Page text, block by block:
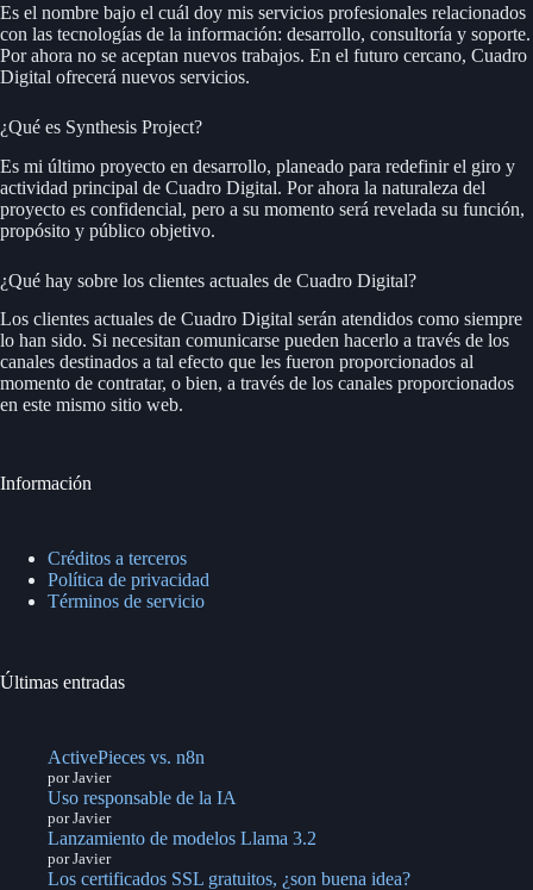
Es el nombre bajo el cuál doy mis servicios profesionales relacionados
con las tecnologías de la información: desarrollo, consultoría y soporte.
Por ahora no se aceptan nuevos trabajos. En el futuro cercano, Cuadro
Digital ofrecerá nuevos servicios.
¿Qué es Synthesis Project?
Es mi último proyecto en desarrollo, planeado para redefinir el giro y
actividad principal de Cuadro Digital. Por ahora la naturaleza del
proyecto es confidencial, pero a su momento será revelada su función,
propósito y público objetivo.
¿Qué hay sobre los clientes actuales de Cuadro Digital?
Los clientes actuales de Cuadro Digital serán atendidos como siempre
lo han sido. Si necesitan comunicarse pueden hacerlo a través de los
canales destinados a tal efecto que les fueron proporcionados al
momento de contratar, o bien, a través de los canales proporcionados
en este mismo sitio web.
Información
Créditos a terceros
Política de privacidad
Términos de servicio
Últimas entradas
ActivePieces vs. n8n
por Javier
Uso responsable de la IA
por Javier
Lanzamiento de modelos Llama 3.2
por Javier
Los certificados SSL gratuitos, ¿son buena idea?